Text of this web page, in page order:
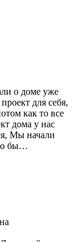
о доме уже
для себя,
как то все
дома у нас
Мы начали
бы…